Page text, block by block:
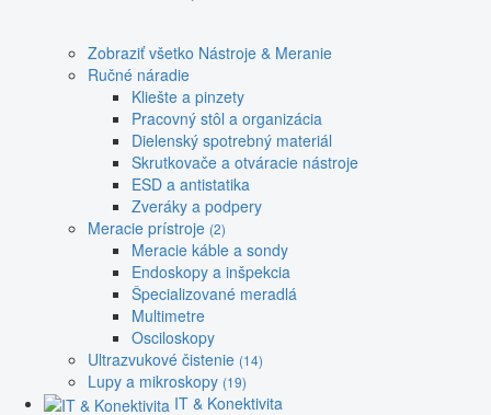
Zobraziť všetko Nástroje & Meranie
Ručné náradie
Kliešte a pinzety
Pracovný stôl a organizácia
Dielenský spotrebný materiál
Skrutkovače a otváracie nástroje
ESD a antistatika
Zveráky a podpery
Meracie prístroje (2)
Meracie káble a sondy
Endoskopy a inšpekcia
Špecializované meradlá
Multimetre
Osciloskopy
Ultrazvukové čistenie (14)
Lupy a mikroskopy (19)
IT & Konektivita